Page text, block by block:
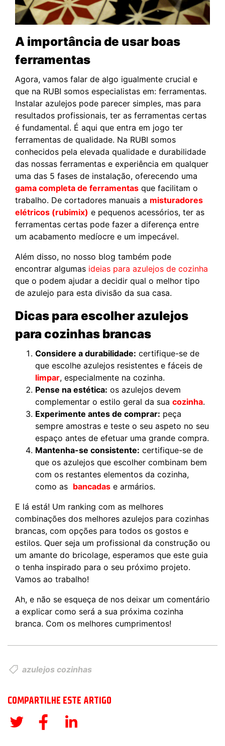
A importância de usar boas
ferramentas
Agora, vamos falar de algo igualmente crucial e
que na RUBI somos especialistas em: ferramentas.
Instalar azulejos pode parecer simples, mas para
resultados profissionais, ter as ferramentas certas
é fundamental. É aqui que entra em jogo ter
ferramentas de qualidade. Na RUBI somos
conhecidos pela elevada qualidade e durabilidade
das nossas ferramentas e experiência em qualquer
uma das 5 fases de instalação, oferecendo uma
gama completa de ferramentas que facilitam o
trabalho. De cortadores manuais a misturadores
elétricos (rubimix) e pequenos acessórios, ter as
ferramentas certas pode fazer a diferença entre
um acabamento medíocre e um impecável.
Além disso, no nosso blog também pode
encontrar algumas ideias para azulejos de cozinha
que o podem ajudar a decidir qual o melhor tipo
de azulejo para esta divisão da sua casa.
Dicas para escolher azulejos
para cozinhas brancas
Considere a durabilidade: certifique-se de
que escolhe azulejos resistentes e fáceis de
limpar, especialmente na cozinha.
Pense na estética: os azulejos devem
complementar o estilo geral da sua cozinha.
Experimente antes de comprar: peça
sempre amostras e teste o seu aspeto no seu
espaço antes de efetuar uma grande compra.
Mantenha-se consistente: certifique-se de
que os azulejos que escolher combinam bem
com os restantes elementos da cozinha,
como as bancadas e armários.
E lá está! Um ranking com as melhores
combinações dos melhores azulejos para cozinhas
brancas, com opções para todos os gostos e
estilos. Quer seja um profissional da construção ou
um amante do bricolage, esperamos que este guia
o tenha inspirado para o seu próximo projeto.
Vamos ao trabalho!
Ah, e não se esqueça de nos deixar um comentário
a explicar como será a sua próxima cozinha
branca. Com os melhores cumprimentos!
azulejos cozinhas
COMPARTILHE ESTE ARTIGO